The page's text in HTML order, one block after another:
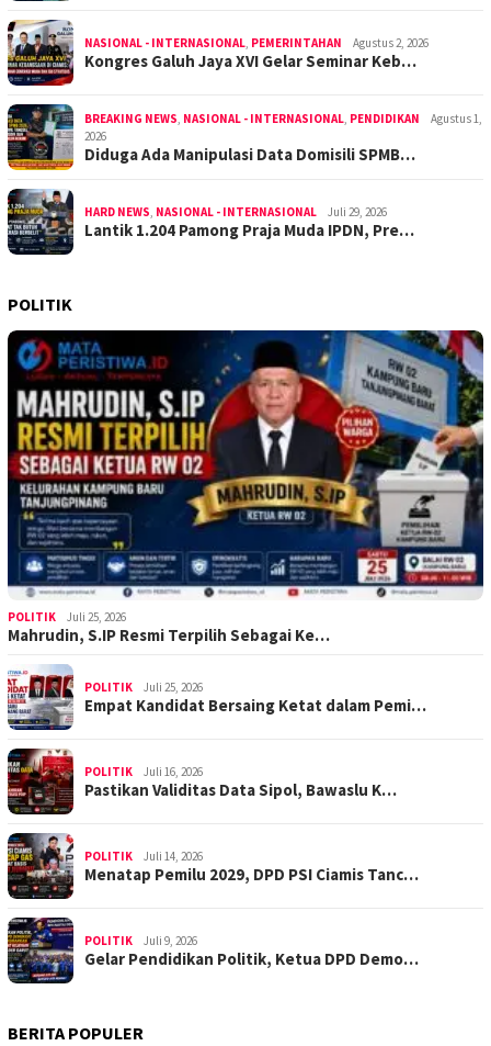
NASIONAL - INTERNASIONAL, PEMERINTAHAN Agustus 2, 2026
Kongres Galuh Jaya XVI Gelar Seminar Keb…
BREAKING NEWS, NASIONAL - INTERNASIONAL, PENDIDIKAN
Agustus 1,
2026
Diduga Ada Manipulasi Data Domisili SPMB…
HARD NEWS, NASIONAL - INTERNASIONAL Juli 29, 2026
Lantik 1.204 Pamong Praja Muda IPDN, Pre…
POLITIK
POLITIK Juli 25, 2026
Mahrudin, S.IP Resmi Terpilih Sebagai Ke…
POLITIK Juli 25, 2026
Empat Kandidat Bersaing Ketat dalam Pemi…
POLITIK Juli 16, 2026
Pastikan Validitas Data Sipol, Bawaslu K…
POLITIK Juli 14, 2026
Menatap Pemilu 2029, DPD PSI Ciamis Tanc…
POLITIK Juli 9, 2026
Gelar Pendidikan Politik, Ketua DPD Demo…
BERITA POPULER